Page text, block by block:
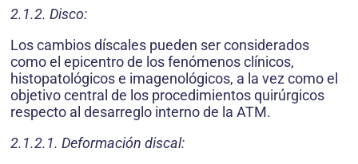
2.1.2. Disco:
Los cambios díscales pueden ser considerados
como el epicentro de los fenómenos clínicos,
histopatológicos e imagenológicos, a la vez como el
objetivo central de los procedimientos quirúrgicos
respecto al desarreglo interno de la ATM.
2.1.2.1. Deformación discal: